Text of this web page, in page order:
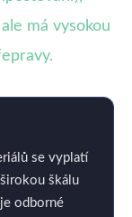
má vysokou
se vyplatí
škálu
odborné